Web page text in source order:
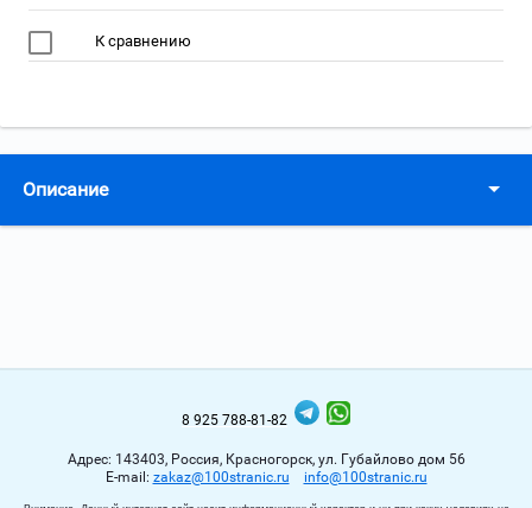
К сравнению
Описание
8 925 788-81-82
Адрес: 143403, Россия, Красногорск, ул. Губайлово дом 56
Е-mail: zakaz@100stranic.ru info@100stranic.ru